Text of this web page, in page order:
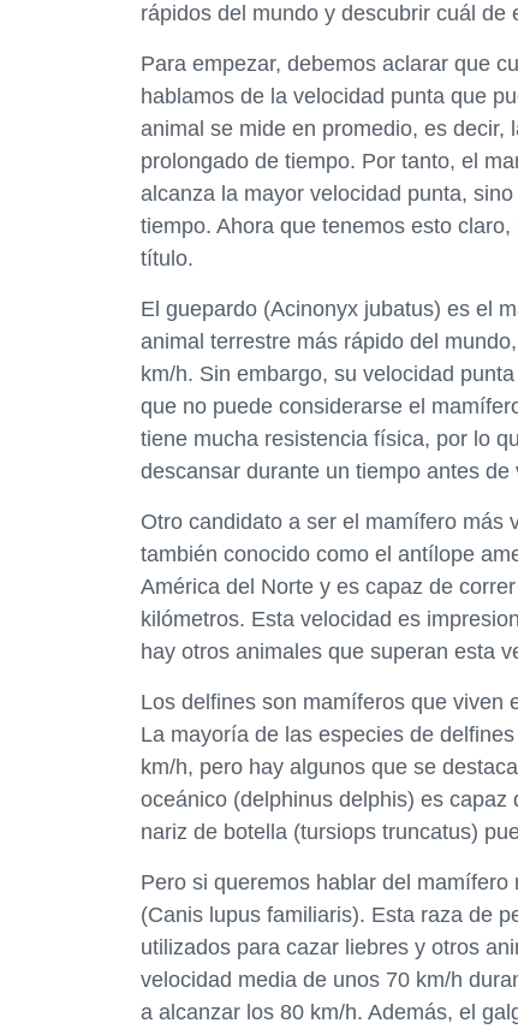
rápidos del mundo y descubrir cuál de
Para empezar, debemos aclarar que
hablamos de la velocidad punta que
animal se mide en promedio, es
prolongado de tiempo. Por tanto, el
alcanza la mayor velocidad punta,
tiempo. Ahora que tenemos esto
título.
El guepardo (Acinonyx jubatus) es el
animal terrestre más rápido del
km/h. Sin embargo, su velocidad
que no puede considerarse el
tiene mucha resistencia física, por lo
descansar durante un tiempo antes de
Otro candidato a ser el mamífero más
también conocido como el antílope
América del Norte y es capaz de
kilómetros. Esta velocidad es
hay otros animales que superan esta
Los delfines son mamíferos que viven
La mayoría de las especies de
km/h, pero hay algunos que se
oceánico (delphinus delphis) es
nariz de botella (tursiops truncatus)
Pero si queremos hablar del
(Canis lupus familiaris). Esta raza de
utilizados para cazar liebres y otros
velocidad media de unos 70 km/h
a alcanzar los 80 km/h. Además, el